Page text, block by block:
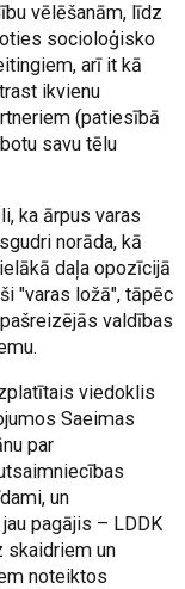
vēlēšanām, līdz
socioloģisko
arī it kā
ikvienu
(patiesībā
savu tēlu
ka ārpus varas
norāda, kā
daļa opozīcijā
"varas ložā", tāpēc
valdības
viedoklis
Saeimas
par
un
pagājis – LDDK
skaidriem un
noteiktos